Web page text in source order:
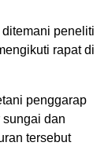
peneliti
rapat di
penggarap
dan
tersebut